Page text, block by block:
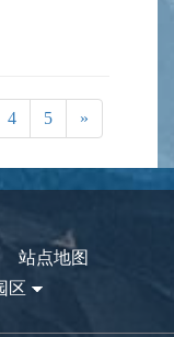
4 5 »
站点地图
区